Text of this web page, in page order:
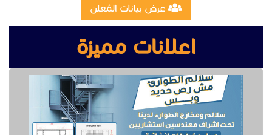
تصنيع وتركيب سلالم مخارج طوارئ
تصنيع مقطوره قلص الشرقية